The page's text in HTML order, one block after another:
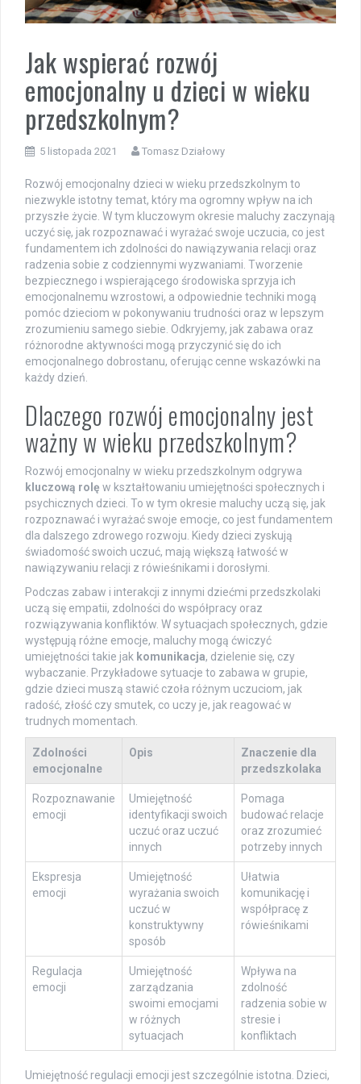
Jak wspierać rozwój
emocjonalny u dzieci w wieku
przedszkolnym?
5 listopada 2021 Tomasz Działowy
Rozwój emocjonalny dzieci w wieku przedszkolnym to
niezwykle istotny temat, który ma ogromny wpływ na ich
przyszłe życie. W tym kluczowym okresie maluchy zaczynają
uczyć się, jak rozpoznawać i wyrażać swoje uczucia, co jest
fundamentem ich zdolności do nawiązywania relacji oraz
radzenia sobie z codziennymi wyzwaniami. Tworzenie
bezpiecznego i wspierającego środowiska sprzyja ich
emocjonalnemu wzrostowi, a odpowiednie techniki mogą
pomóc dzieciom w pokonywaniu trudności oraz w lepszym
zrozumieniu samego siebie. Odkryjemy, jak zabawa oraz
różnorodne aktywności mogą przyczynić się do ich
emocjonalnego dobrostanu, oferując cenne wskazówki na
każdy dzień.
Dlaczego rozwój emocjonalny jest
ważny w wieku przedszkolnym?
Rozwój emocjonalny w wieku przedszkolnym odgrywa
kluczową rolę w kształtowaniu umiejętności społecznych i
psychicznych dzieci. To w tym okresie maluchy uczą się, jak
rozpoznawać i wyrażać swoje emocje, co jest fundamentem
dla dalszego zdrowego rozwoju. Kiedy dzieci zyskują
świadomość swoich uczuć, mają większą łatwość w
nawiązywaniu relacji z rówieśnikami i dorosłymi.
Podczas zabaw i interakcji z innymi dziećmi przedszkolaki
uczą się empatii, zdolności do współpracy oraz
rozwiązywania konfliktów. W sytuacjach społecznych, gdzie
występują różne emocje, maluchy mogą ćwiczyć
umiejętności takie jak komunikacja, dzielenie się, czy
wybaczanie. Przykładowe sytuacje to zabawa w grupie,
gdzie dzieci muszą stawić czoła różnym uczuciom, jak
radość, złość czy smutek, co uczy je, jak reagować w
trudnych momentach.
Zdolności
emocjonalne
Opis
Znaczenie dla
przedszkolaka
Rozpoznawanie
emocji
Umiejętność
identyfikacji swoich
uczuć oraz uczuć
innych
Pomaga
budować relacje
oraz zrozumieć
potrzeby innych
Ekspresja
emocji
Umiejętność
wyrażania swoich
uczuć w
konstruktywny
sposób
Ułatwia
komunikację i
współpracę z
rówieśnikami
Regulacja
emocji
Umiejętność
zarządzania
swoimi emocjami
w różnych
sytuacjach
Wpływa na
zdolność
radzenia sobie w
stresie i
konfliktach
Umiejętność regulacji emocji jest szczególnie istotna. Dzieci,